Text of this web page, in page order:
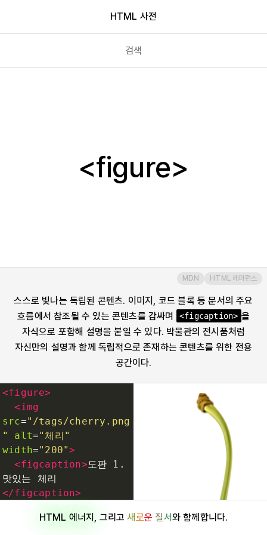
HTML 사전
fieldset
figcaption
figure
form
h1
h2
h3
h6
스스로 빛나는 독립된 콘텐츠. 이미지, 코드 블록 등 문서의 주요
흐름에서 참조될 수 있는 콘텐츠를 감싸며
<figcaption> 을
자식으로 포함해 설명을 붙일 수 있다. 박물관의 전시품처럼
자신만의 설명과 함께 독립적으로 존재하는 콘텐츠를 위한 전용
공간이다.
MDN HTML 레퍼런스
<figure>
<img
src="/tags/cherry.png
"
alt="체리"
width="200">
<figcaption>도판 1.
맛있는 체리
</figcaption>
HTML 에너지 , 그리고새로운 질서와 함께합니다.